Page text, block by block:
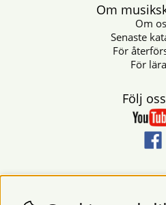
Om
Om
Senaste
För
För
Följ
Vill du få nyheter och